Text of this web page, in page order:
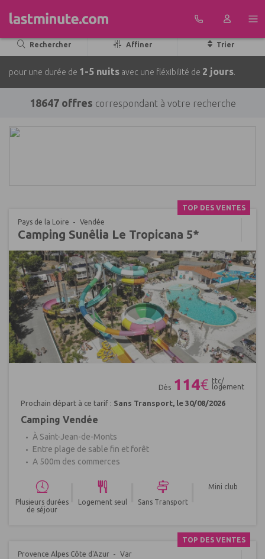
Rechercher Affiner Trier
pour une durée de 1-5 nuits avec une fléxibilité de 2 jours.
18647 offres correspondant à votre recherche
TOP DES VENTES
Pays de la Loire
Vendée
Camping Sunêlia Le Tropicana 5*
Dès 114€ ttc/
logement
Prochain départ à ce tarif : Sans Transport, le 30/08/2026
Camping Vendée
À Saint-Jean-de-Monts
Entre plage de sable fin et forêt
A 500m des commerces
Plusieurs durées
de séjour
Logement seul Sans Transport
Mini club
TOP DES VENTES
Provence Alpes Côte d'Azur
Var